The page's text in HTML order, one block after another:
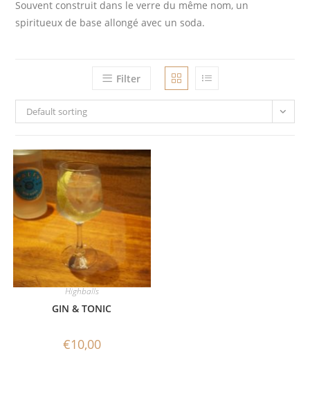
Souvent construit dans le verre du même nom, un
spiritueux de base allongé avec un soda.
Filter
Default sorting
Highballs
GIN & TONIC
€10,00